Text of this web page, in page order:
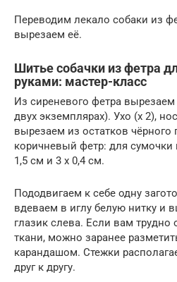
Переводим лекало собаки из
вырезаем её.
Шитье собачки из фетра
руками: мастер-класс
Из сиреневого фетра
двух экземплярах). Ухо (х 2),
вырезаем из остатков чёрного
коричневый фетр: для сумочки
1,5 см и 3 х 0,4 см.
Пододвигаем к себе одну
вдеваем в иглу белую нитку и
глазик слева. Если вам трудно
ткани, можно заранее
карандашом. Стежки
друг к другу.